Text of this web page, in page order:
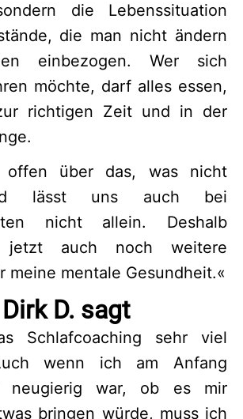
die Lebenssituation
die man nicht ändern
einbezogen. Wer sich
möchte, darf alles essen,
richtigen Zeit und in der
offen über das, was nicht
lässt uns auch bei
nicht allein. Deshalb
auch noch weitere
meine mentale Gesundheit.«
Dirk D. sagt
Schlafcoaching sehr viel
wenn ich am Anfang
neugierig war, ob es mir
bringen würde, muss ich